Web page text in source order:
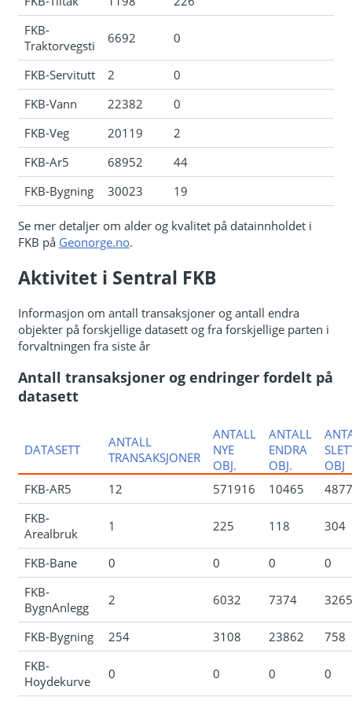
FKB-
Traktorvegsti
6692 0
FKB-Servitutt 2
0
FKB-Vann
22382
0
FKB-Veg
20119
2
FKB-Ar5
68952
44
FKB-Bygning
30023 19
Se mer detaljer om alder og kvalitet på datainnholdet i
FKB på Geonorge.no.
Aktivitet i Sentral FKB
Informasjon om antall transaksjoner og antall endra
objekter på forskjellige datasett og fra forskjellige parten i
forvaltningen fra siste år
Antall transaksjoner og endringer fordelt på
datasett
DATASETT
ANTALL
TRANSAKSJONER
ANTALL
NYE
OBJ.
ANTALL
ENDRA
OBJ.
OBJ
FKB-AR5
12 571916 10465
FKB-
Arealbruk
1 225 118 304
FKB-Bane 0 0 0
0
FKB-
BygnAnlegg
2 6032 7374 3265
FKB-Bygning 254 3108 23862
758
FKB-
Hoydekurve
0 0 0 0